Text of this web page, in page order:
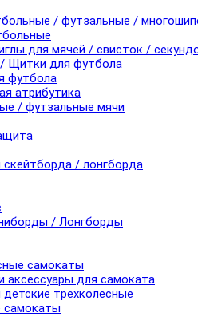
/ футзальные /
для мячей / свисток /
Щитки для футбола
футбола
атрибутика
/ футзальные мячи
скейтборда / лонгборда
/ Лонгборды
самокаты
аксессуары для самоката
трехколесные